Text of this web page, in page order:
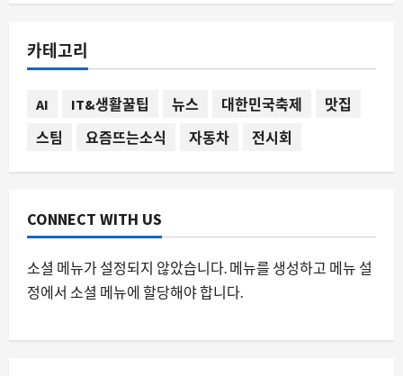
2
스팀
는 이유와 실제 게임 경험
8월 9, 2026
3
시판을 뜨겁게 만든 이유
스팀
이유와 데스크톱 레이아웃 충돌 문제
카테고리
AI IT&생활꿀팁 뉴스 대한민국축제
맛집
스팀
요즘뜨는소식 자동차 전시회
CONNECT WITH US
소셜 메뉴가 설정되지 않았습니다. 메뉴를 생성하고 메뉴 설
정에서 소셜 메뉴에 할당해야 합니다.